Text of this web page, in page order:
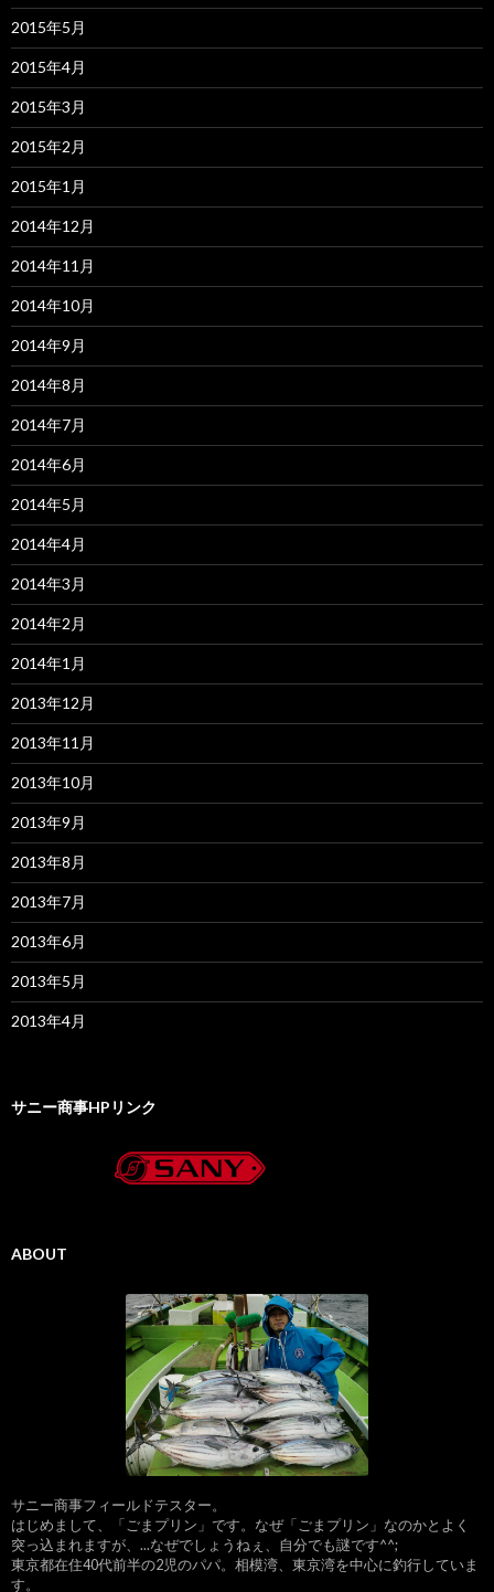
2015年5月
2015年4月
2015年3月
2015年2月
2015年1月
2014年12月
2014年11月
2014年10月
2014年9月
2014年8月
2014年7月
2014年6月
2014年5月
2014年4月
2014年3月
2014年2月
2014年1月
2013年12月
2013年11月
2013年10月
2013年9月
2013年8月
2013年7月
2013年6月
2013年5月
2013年4月
サニー商事HPリンク
ABOUT
サニー商事フィールドテスター。
はじめまして、「ごまプリン」です。なぜ「ごまプリン」なのかとよく
突っ込まれますが、...なぜでしょうねぇ、自分でも謎です^^;
東京都在住40代前半の2児のパパ。相模湾、東京湾を中心に釣行していま
す。